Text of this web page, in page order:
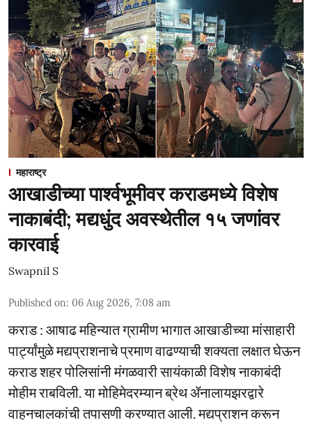
महाराष्ट्र
आखाडीच्या पार्श्वभूमीवर कराडमध्ये विशेष
नाकाबंदी; मद्यधुंद अवस्थेतील १५ जणांवर
कारवाई
Swapnil S
Published on: 06 Aug 2026, 7:08 am
कराड : आषाढ महिन्यात ग्रामीण भागात आखाडीच्या मांसाहारी
पार्ट्यांमुळे मद्यप्राशनाचे प्रमाण वाढण्याची शक्यता लक्षात घेऊन
कराड शहर पोलिसांनी मंगळवारी सायंकाळी विशेष नाकाबंदी
मोहीम राबविली. या मोहिमेदरम्यान ब्रेथ ॲनालायझरद्वारे
वाहनचालकांची तपासणी करण्यात आली. मद्यप्राशन करून